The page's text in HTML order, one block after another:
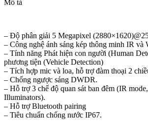
Mô tả
– Độ phân giải 5 Megapixel
– Công nghệ ánh sáng kép thông minh IR và
– Tính năng Phát hiện con người (Human
phương tiện (Vehicle Detection)
– Tích hợp mic và loa, hỗ trợ đàm thoại 2
– Chống ngược sáng DWDR.
– Hỗ trợ 3 chế độ quan sát ban đêm (IR
Illuminators).
– Hỗ trợ Bluetooth pairing
– Tiêu chuẩn chống nước IP67.